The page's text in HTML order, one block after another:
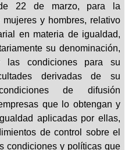
22 de marzo, para la
y hombres, relativo
en materia de igualdad,
su denominación,
las condiciones para su
derivadas de su
de difusión
que lo obtengan y
aplicadas por ellas,
de control sobre el
condiciones y políticas que